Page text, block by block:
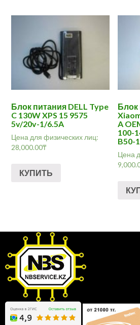
Блок питания DELL Type
C 130W XPS 15 9575
5v/20v-1/6.5A
Цена для физических лиц:
28,000.00₸
КУПИТЬ
Блок
A
100-
B50-
Цена